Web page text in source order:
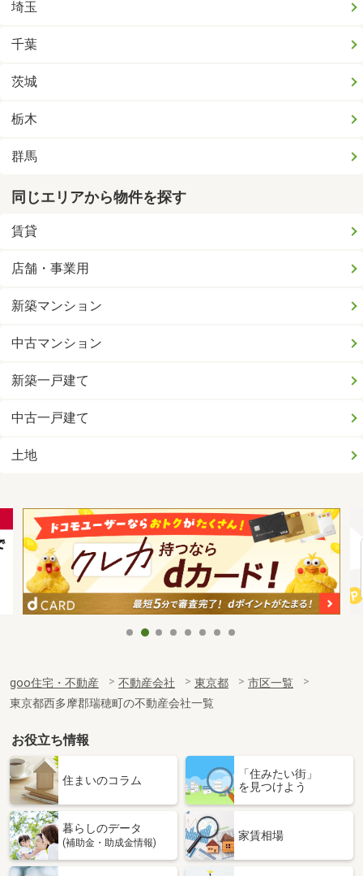
埼玉
千葉
茨城
栃木
群馬
同じエリアから物件を探す
賃貸
店舗・事業用
新築マンション
中古マンション
新築一戸建て
中古一戸建て
土地
goo住宅・不動産 不動産会社 東京都
市区一覧
東京都西多摩郡瑞穂町の不動産会社一覧
お役立ち情報
住まいのコラム
「住みたい街」
を見つけよう
暮らしのデータ
(補助金・助成金情報)
家賃相場